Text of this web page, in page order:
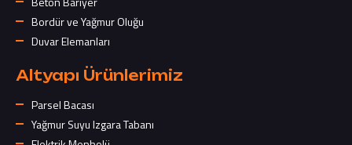
Bordür ve Yağmur Oluğu
Duvar Elemanları
Altyapı Ürünlerimiz
Parsel Bacası
Yağmur Suyu Izgara Tabanı